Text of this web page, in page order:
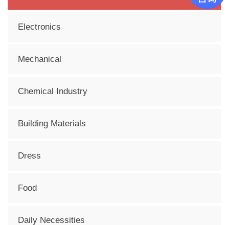
Electronics
Mechanical
Chemical Industry
Building Materials
Dress
Food
Daily Necessities